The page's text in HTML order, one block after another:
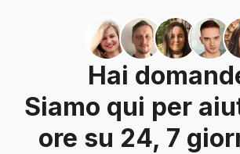
Hai
Siamo qui per
ore su 24, 7